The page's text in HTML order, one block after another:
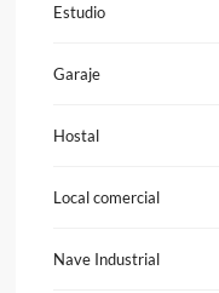
Estudio
Garaje
Hostal
Local comercial
Nave Industrial